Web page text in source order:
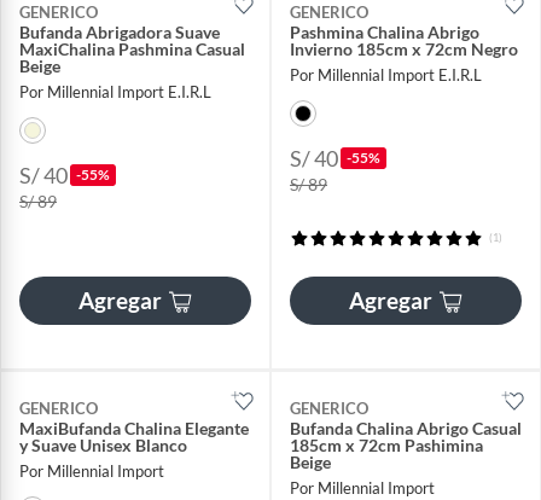
GENERICO
Bufanda Abrigadora Suave
MaxiChalina Pashmina Casual
Beige
Por Millennial Import E.I.R.L
S/ 40 -55%
S/ 89
Agregar
GENERICO
Pashmina Chalina Abrigo
Invierno 185cm x 72cm Negro
Por Millennial Import E.I.R.L
S/ 40 -55%
S/ 89
(1)
Agregar
GENERICO
MaxiBufanda Chalina Elegante
y Suave Unisex Blanco
Por Millennial Import
GENERICO
Bufanda Chalina Abrigo Casual
185cm x 72cm Pashimina
Beige
Por Millennial Import